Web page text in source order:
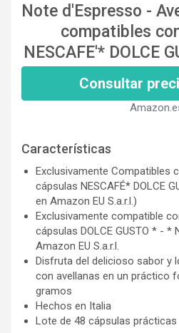
Note d'Espresso -
compatibles
NESCAFE'* DOLCE
Consultar
Características
Exclusivamente Compatibles
cápsulas NESCAFÉ* DOLCE
en Amazon EU S.a.r.l.)
Exclusivamente compatible
cápsulas DOLCE GUSTO * - *
Amazon EU S.a.r.l.
Disfruta del delicioso sabor y
con avellanas en un práctico
gramos
Hechos en Italia
Lote de 48 cápsulas prácticas